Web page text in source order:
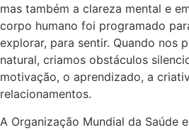
mas também a clareza mental e
corpo humano foi programado
explorar, para sentir. Quando nos
natural, criamos obstáculos
motivação, o aprendizado, a
relacionamentos.
A Organização Mundial da Saúde